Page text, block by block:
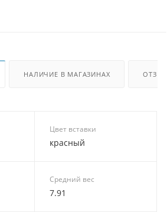
НАЛИЧИЕ В МАГАЗИНАХ
Цвет вставки
красный
Средний вес
7.91